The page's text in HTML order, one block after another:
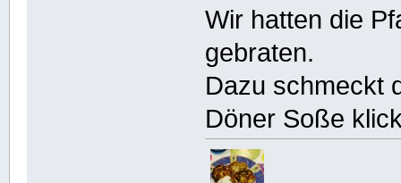
Wir hatten die
gebraten.
Dazu schmeckt
Döner Soße